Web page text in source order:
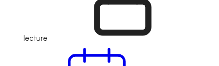
lecture